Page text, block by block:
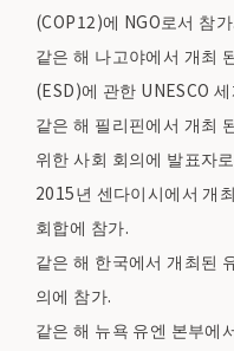
(COP12)에 NGO로서 참가.
같은 해 나고야에서 개최
(ESD)에 관한 UNESCO
같은 해 필리핀에서 개최
위한 사회 회의에 발표자
2015년 센다이시에서 개
회합에 참가.
같은 해 한국에서 개최된
의에 참가.
같은 해 뉴욕 유엔 본부에